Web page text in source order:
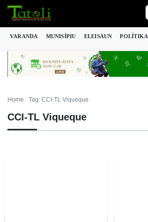
VARANDA MUNISÍPIU ELEISAUN POLÍTIKA
Home Tag: CCI-TL Viqueque
CCI-TL Viqueque